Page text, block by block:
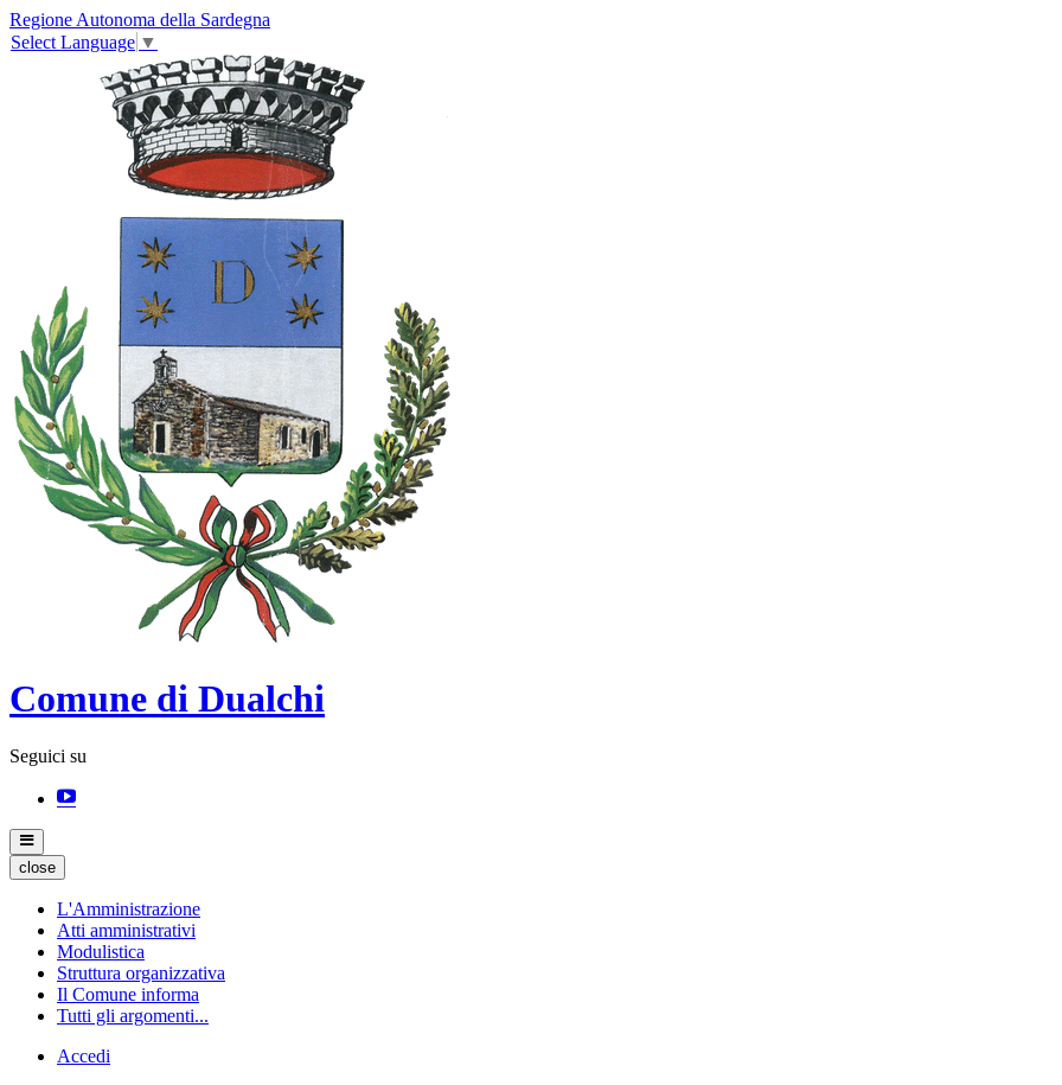
Regione Autonoma della Sardegna
Select Language ▼
Comune di Dualchi
Seguici su
close
L'Amministrazione
Atti amministrativi
Modulistica
Struttura organizzativa
Il Comune informa
Tutti gli argomenti...
Accedi